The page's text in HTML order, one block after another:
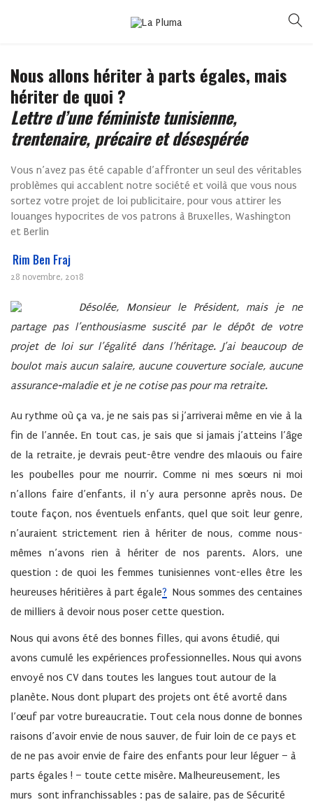
Nous allons hériter à parts égales, mais
hériter de quoi ?
Lettre d’une féministe tunisienne,
trentenaire, précaire et désespérée
Vous n’avez pas été capable d’affronter un seul des véritables
problèmes qui accablent notre société et voilà que vous nous
sortez votre projet de loi publicitaire, pour vous attirer les
louanges hypocrites de vos patrons à Bruxelles, Washington
et Berlin
Rim Ben Fraj
28 novembre, 2018
Désolée, Monsieur le Président, mais je ne
partage pas l’enthousiasme suscité par le dépôt de votre
projet de loi sur l’égalité dans l’héritage. J’ai beaucoup de
boulot mais aucun salaire, aucune couverture sociale, aucune
assurance-maladie et je ne cotise pas pour ma retraite.
Au rythme où ça va, je ne sais pas si j’arriverai même en vie à la
fin de l’année. En tout cas, je sais que si jamais j’atteins l’âge
de la retraite, je devrais peut-être vendre des mlaouis ou faire
les poubelles pour me nourrir. Comme ni mes sœurs ni moi
n’allons faire d’enfants, il n’y aura personne après nous. De
toute façon, nos éventuels enfants, quel que soit leur genre,
n’auraient strictement rien à hériter de nous, comme nous-
mêmes n’avons rien à hériter de nos parents. Alors, une
question : de quoi les femmes tunisiennes vont-elles être les
heureuses héritières à part égale? Nous sommes des centaines
de milliers à devoir nous poser cette question.
Nous qui avons été des bonnes filles, qui avons étudié, qui
avons cumulé les expériences professionnelles. Nous qui avons
envoyé nos CV dans toutes les langues tout autour de la
planète. Nous dont plupart des projets ont été avorté dans
l’œuf par votre bureaucratie. Tout cela nous donne de bonnes
raisons d’avoir envie de nous sauver, de fuir loin de ce pays et
de ne pas avoir envie de faire des enfants pour leur léguer – à
parts égales ! – toute cette misère. Malheureusement, les
murs sont infranchissables : pas de salaire, pas de Sécurité